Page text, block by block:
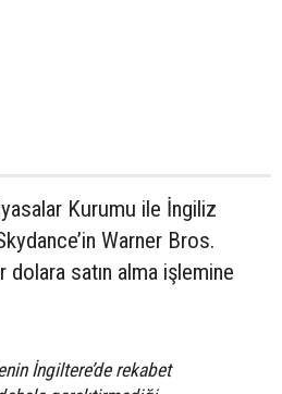
Kurumu ile İngiliz
Warner Bros.
dolara satın alma işlemine
İngiltere’de rekabet